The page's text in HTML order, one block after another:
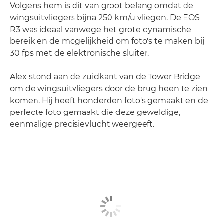
Volgens hem is dit van groot belang omdat de
wingsuitvliegers bijna 250 km/u vliegen. De EOS
R3 was ideaal vanwege het grote dynamische
bereik en de mogelijkheid om foto's te maken bij
30 fps met de elektronische sluiter.
Alex stond aan de zuidkant van de Tower Bridge
om de wingsuitvliegers door de brug heen te zien
komen. Hij heeft honderden foto's gemaakt en de
perfecte foto gemaakt die deze geweldige,
eenmalige precisievlucht weergeeft.